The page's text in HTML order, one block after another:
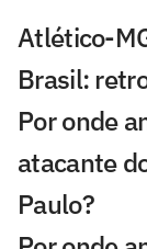
Atlético-
Brasil:
Por onde
atacante
Paulo?